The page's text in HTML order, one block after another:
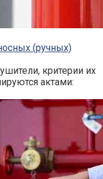
(ручных)
критерии их
актами: